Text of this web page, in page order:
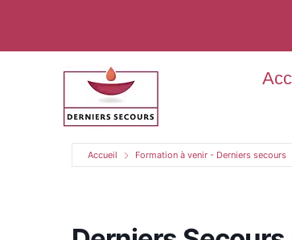
Accueil Formation à venir - Derniers secours